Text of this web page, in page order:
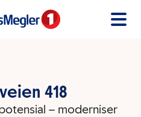
418
– moderniser